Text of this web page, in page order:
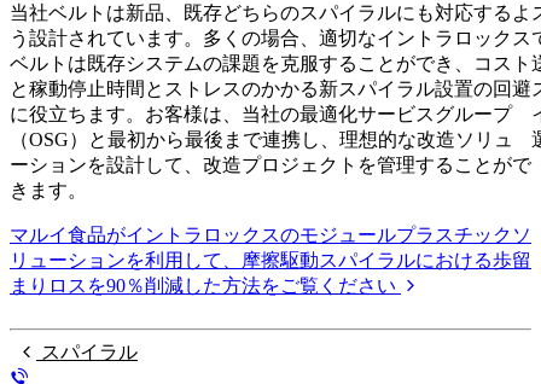
当社ベルトは新品、既存どちらのスパイラルにも対応するよ
う設計されています。多くの場合、適切なイントラロックス
ベルトは既存システムの課題を克服することができ、コスト
と稼動停止時間とストレスのかかる新スパイラル設置の回避
に役立ちます。お客様は、当社の最適化サービスグループ
（OSG）と最初から最後まで連携し、理想的な改造ソリュ
ーションを設計して、改造プロジェクトを管理することがで
きます。
マルイ食品がイントラロックスのモジュールプラスチックソ
リューションを利用して、摩擦駆動スパイラルにおける歩留
まりロスを90％削減した方法をご覧ください
スパイラル